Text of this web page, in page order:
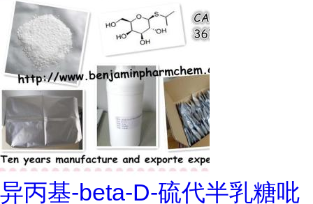
异丙基-beta-D-硫代半乳糖吡